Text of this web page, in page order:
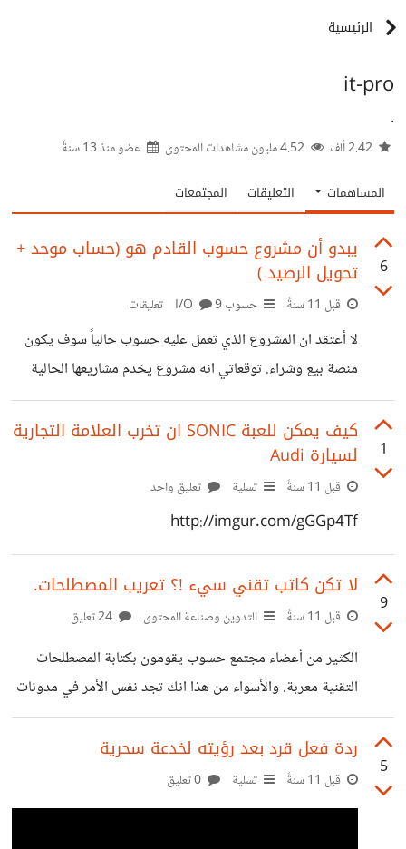
الرئيسية
it-pro
.
عضو منذ13 سنةً
المساهمات التعليقات المجتمعات
6
يبدو أن مشروع حسوب القادم هو (حساب موحد +
تحويل الرصيد )
قبل 11 سنةً حسوب I/O9 تعليقات
لا أعتقد ان المشروع الذي تعمل عليه حسوب حالياً سوف يكون
منصة بيع وشراء. توقعاتي انه مشروع يخدم مشاريعها الحالية
ربما يكون: * حساب موحد لدخول الى كافة خدماتها مع إمكانية
تحويل الرصيد بين منصاتها. او * خدمة دفع تستهدف العرب.
1
كيف يمكن للعبة SONIC ان تخرب العلامة التجارية
لسيارة Audi
قبل 11 سنةً تسلية تعليق واحد
http://imgur.com/gGGp4Tf
9
لا تكن كاتب تقني سيء !؟ تعريب المصطلحات.
قبل 11 سنةً التدوين وصناعة المحتوى
الكثير من أعضاء مجتمع حسوب يقومون بكتابة المصطلحات
التقنية معربة. والأسواء من هذا انك تجد نفس الأمر في مدونات
تقنية مشهورة. نحن لدينا مصطلحات معربة متعارف عليه وشائعة
بين الجميع مثل "كمبيوتر" و "تيلفون" وغيرها من مصطلحات
شائعة. لكن كم هو سيء جداً ان نجعل المحتوى العربي ملغم
بالمصطلحات المعربة الغير شائعة مثل *"جيكوري" - "انجلر" -
5
ردة فعل قرد بعد رؤيته لخدعة سحرية
قبل 11 سنةً تسلية